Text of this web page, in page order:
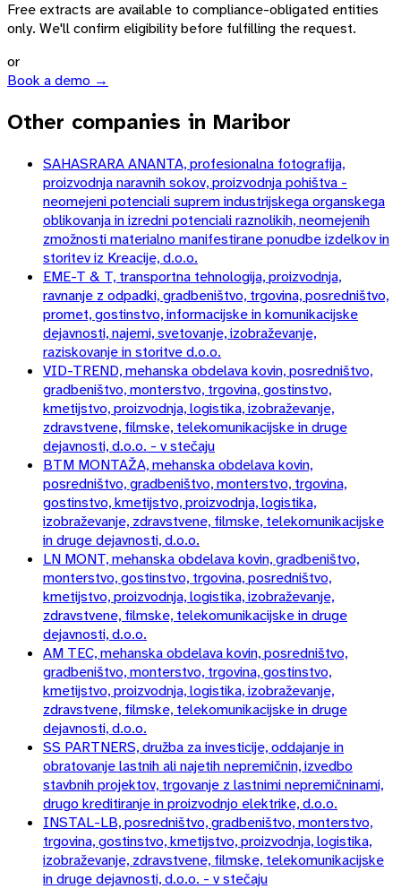
Free extracts are available to compliance-obligated entities
only. We'll confirm eligibility before fulfilling the request.
or
Book a demo →
Other companies in Maribor
SAHASRARA ANANTA, profesionalna fotografija,
proizvodnja naravnih sokov, proizvodnja pohištva -
neomejeni potenciali suprem industrijskega organskega
oblikovanja in izredni potenciali raznolikih, neomejenih
zmožnosti materialno manifestirane ponudbe izdelkov in
storitev iz Kreacije, d.o.o.
EME-T & T, transportna tehnologija, proizvodnja,
ravnanje z odpadki, gradbeništvo, trgovina, posredništvo,
promet, gostinstvo, informacijske in komunikacijske
dejavnosti, najemi, svetovanje, izobraževanje,
raziskovanje in storitve d.o.o.
VID-TREND, mehanska obdelava kovin, posredništvo,
gradbeništvo, monterstvo, trgovina, gostinstvo,
kmetijstvo, proizvodnja, logistika, izobraževanje,
zdravstvene, filmske, telekomunikacijske in druge
dejavnosti, d.o.o. - v stečaju
BTM MONTAŽA, mehanska obdelava kovin,
posredništvo, gradbeništvo, monterstvo, trgovina,
gostinstvo, kmetijstvo, proizvodnja, logistika,
izobraževanje, zdravstvene, filmske, telekomunikacijske
in druge dejavnosti, d.o.o.
LN MONT, mehanska obdelava kovin, gradbeništvo,
monterstvo, gostinstvo, trgovina, posredništvo,
kmetijstvo, proizvodnja, logistika, izobraževanje,
zdravstvene, filmske, telekomunikacijske in druge
dejavnosti, d.o.o.
AM TEC, mehanska obdelava kovin, posredništvo,
gradbeništvo, monterstvo, trgovina, gostinstvo,
kmetijstvo, proizvodnja, logistika, izobraževanje,
zdravstvene, filmske, telekomunikacijske in druge
dejavnosti, d.o.o.
SS PARTNERS, družba za investicije, oddajanje in
obratovanje lastnih ali najetih nepremičnin, izvedbo
stavbnih projektov, trgovanje z lastnimi nepremičninami,
drugo kreditiranje in proizvodnjo elektrike, d.o.o.
INSTAL-LB, posredništvo, gradbeništvo, monterstvo,
trgovina, gostinstvo, kmetijstvo, proizvodnja, logistika,
izobraževanje, zdravstvene, filmske, telekomunikacijske
in druge dejavnosti, d.o.o. - v stečaju